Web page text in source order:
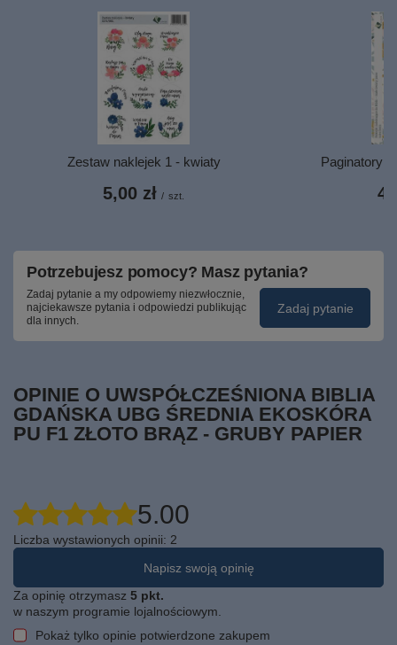
Zestaw naklejek 1 - kwiaty
5,00 zł / szt.
Paginatory
Potrzebujesz pomocy? Masz pytania?
Zadaj pytanie a my odpowiemy niezwłocznie,
najciekawsze pytania i odpowiedzi publikując
dla innych.
Zadaj pytanie
OPINIE O UWSPÓŁCZEŚNIONA BIBLIA
GDAŃSKA UBG ŚREDNIA EKOSKÓRA
PU F1 ZŁOTO BRĄZ - GRUBY PAPIER
5.00
Liczba wystawionych opinii: 2
Napisz swoją opinię
Za opinię otrzymasz 5 pkt.
w naszym programie lojalnościowym.
Pokaż tylko opinie potwierdzone zakupem